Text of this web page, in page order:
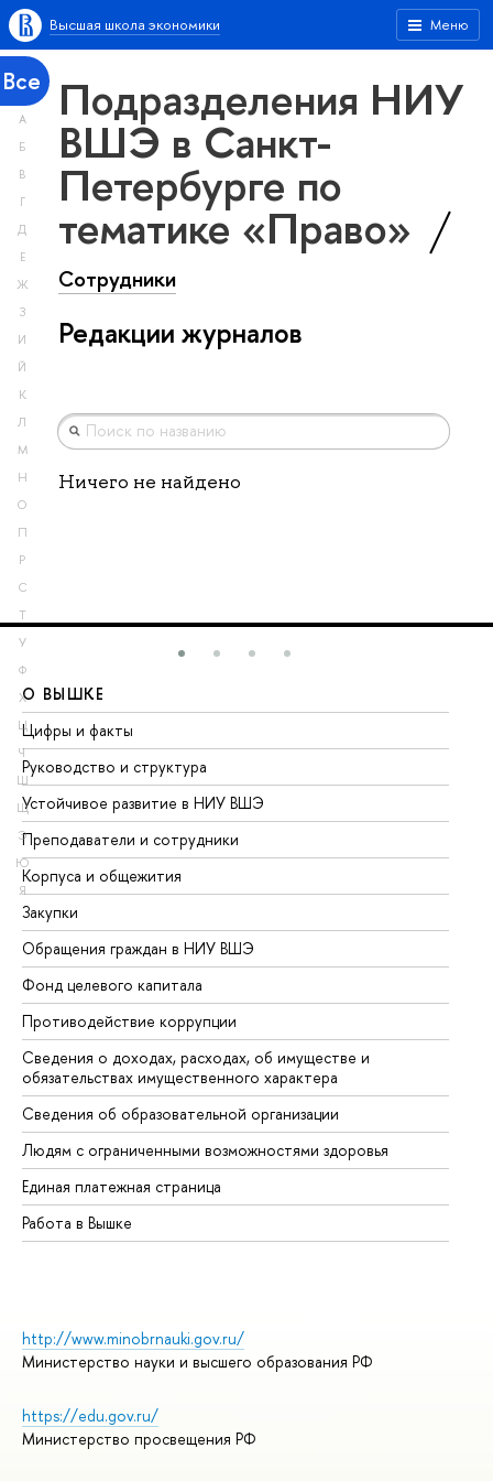
Меню
Высшая школа экономики
Все
А
Б
В
Г
Д
Е
Ж
З
И
Й
К
Л
М
Н
О
П
Р
С
Т
У
Ф
Х
Ц
Ч
Ш
Щ
Э
Ю
Я
Подразделения НИУ
ВШЭ в Санкт-
Петербурге по
тематике «Право»
Сотрудники
Редакции журналов
Ничего не найдено
О ВЫШКЕ
Цифры и факты
Руководство и структура
Устойчивое развитие в НИУ ВШЭ
Преподаватели и сотрудники
Корпуса и общежития
Закупки
Обращения граждан в НИУ ВШЭ
Фонд целевого капитала
Противодействие коррупции
Сведения о доходах, расходах, об имуществе и
обязательствах имущественного характера
Сведения об образовательной организации
Людям с ограниченными возможностями здоровья
Единая платежная страница
Работа в Вышке
http://www.minobrnauki.gov.ru/
Министерство науки и высшего образования РФ
https://edu.gov.ru/
Министерство просвещения РФ